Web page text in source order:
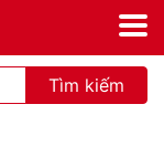
Tìm kiếm